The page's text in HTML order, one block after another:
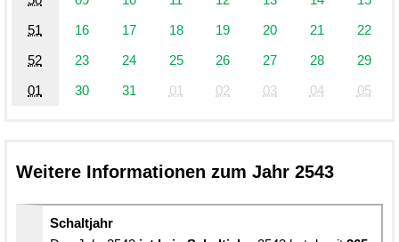
51
16 17 18 19 20 21
22
52
23 24 25 26 27 28
29
01
30 31 01 02 03 04 05
Weitere Informationen zum Jahr 2543
Schaltjahr